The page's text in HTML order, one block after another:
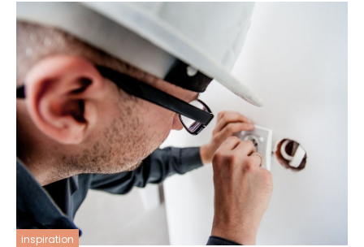
inspiration